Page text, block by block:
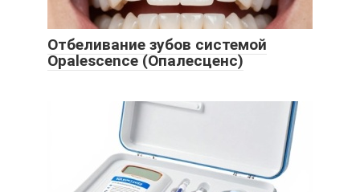
Отбеливание зубов системой
Opalescence (Опалесценс)